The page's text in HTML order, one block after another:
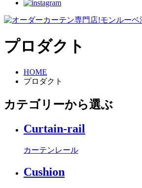
プロダクト
HOME
プロダクト
カテゴリーから選ぶ
Curtain-rail
カーテンレール
Cushion